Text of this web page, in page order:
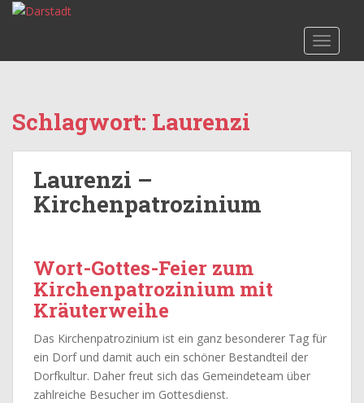
p
Schlagwort: Laurenzi
Laurenzi –
Kirchenpatrozinium
Wort-Gottes-Feier zum
Kirchenpatrozinium mit
Kräuterweihe
Das Kirchenpatrozinium ist ein ganz besonderer Tag für
ein Dorf und damit auch ein schöner Bestandteil der
Dorfkultur. Daher freut sich das Gemeindeteam über
zahlreiche Besucher im Gottesdienst.